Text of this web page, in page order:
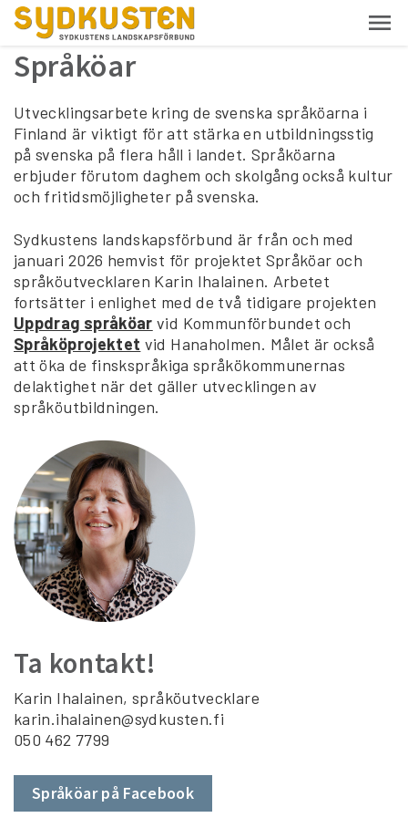
Språköar
Utvecklingsarbete kring de svenska språköarna i
Finland är viktigt för att stärka en utbildningsstig
på svenska på flera håll i landet. Språköarna
erbjuder förutom daghem och skolgång också kultur
och fritidsmöjligheter på svenska.
Sydkustens landskapsförbund är från och med
januari 2026 hemvist för projektet Språköar och
språköutvecklaren Karin Ihalainen. Arbetet
fortsätter i enlighet med de två tidigare projekten
Uppdrag språköar vid Kommunförbundet och
Språköprojektet vid Hanaholmen. Målet är också
att öka de finskspråkiga språkökommunernas
delaktighet när det gäller utvecklingen av
språköutbildningen.
Ta kontakt!
Karin Ihalainen, språköutvecklare
karin.ihalainen@sydkusten.fi
050 462 7799
Språköar på Facebook